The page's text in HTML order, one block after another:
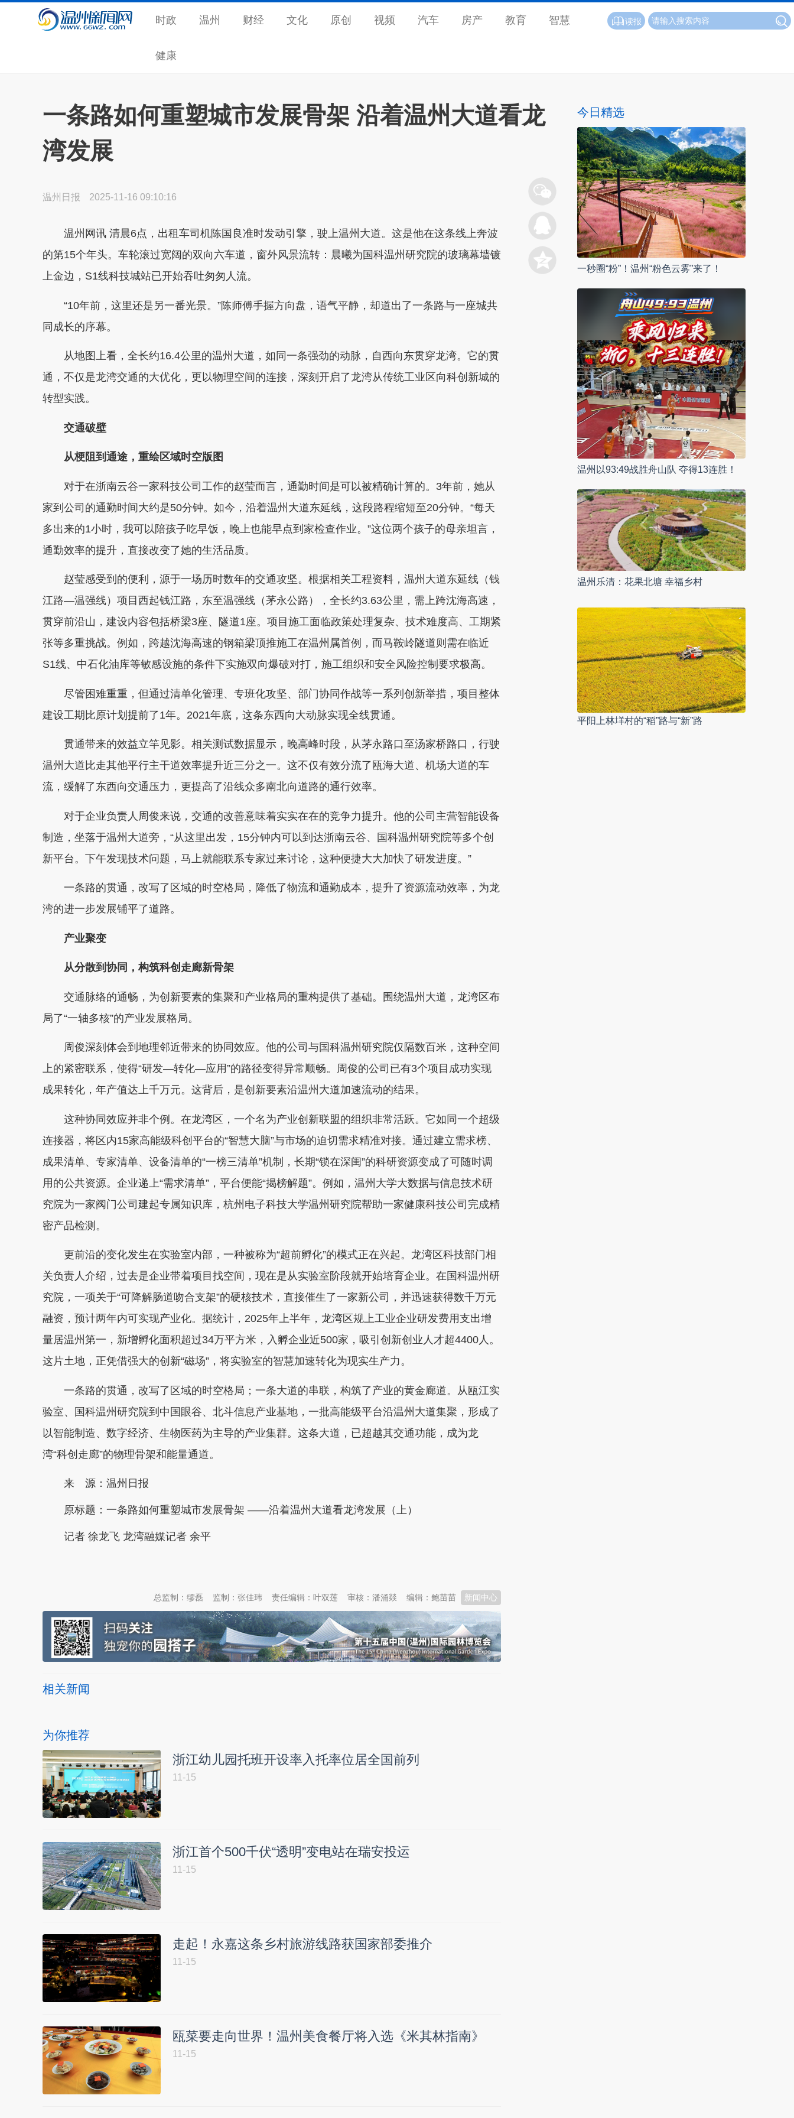
时政 温州 财经 文化 原创 视频 汽车 房产 教育 智慧
健康
读报
一条路如何重塑城市发展骨架 沿着温州大道看龙
湾发展
温州日报 2025-11-16 09:10:16
温州网讯 清晨6点，出租车司机陈国良准时发动引擎，驶上温州大道。这是他在这条线上奔波
的第15个年头。车轮滚过宽阔的双向六车道，窗外风景流转：晨曦为国科温州研究院的玻璃幕墙镀
上金边，S1线科技城站已开始吞吐匆匆人流。
“10年前，这里还是另一番光景。”陈师傅手握方向盘，语气平静，却道出了一条路与一座城共
同成长的序幕。
从地图上看，全长约16.4公里的温州大道，如同一条强劲的动脉，自西向东贯穿龙湾。它的贯
通，不仅是龙湾交通的大优化，更以物理空间的连接，深刻开启了龙湾从传统工业区向科创新城的
转型实践。
交通破壁
从梗阻到通途，重绘区域时空版图
对于在浙南云谷一家科技公司工作的赵莹而言，通勤时间是可以被精确计算的。3年前，她从
家到公司的通勤时间大约是50分钟。如今，沿着温州大道东延线，这段路程缩短至20分钟。“每天
多出来的1小时，我可以陪孩子吃早饭，晚上也能早点到家检查作业。”这位两个孩子的母亲坦言，
通勤效率的提升，直接改变了她的生活品质。
赵莹感受到的便利，源于一场历时数年的交通攻坚。根据相关工程资料，温州大道东延线（钱
江路—温强线）项目西起钱江路，东至温强线（茅永公路），全长约3.63公里，需上跨沈海高速，
贯穿前沿山，建设内容包括桥梁3座、隧道1座。项目施工面临政策处理复杂、技术难度高、工期紧
张等多重挑战。例如，跨越沈海高速的钢箱梁顶推施工在温州属首例，而马鞍岭隧道则需在临近
S1线、中石化油库等敏感设施的条件下实施双向爆破对打，施工组织和安全风险控制要求极高。
尽管困难重重，但通过清单化管理、专班化攻坚、部门协同作战等一系列创新举措，项目整体
建设工期比原计划提前了1年。2021年底，这条东西向大动脉实现全线贯通。
贯通带来的效益立竿见影。相关测试数据显示，晚高峰时段，从茅永路口至汤家桥路口，行驶
温州大道比走其他平行主干道效率提升近三分之一。这不仅有效分流了瓯海大道、机场大道的车
流，缓解了东西向交通压力，更提高了沿线众多南北向道路的通行效率。
对于企业负责人周俊来说，交通的改善意味着实实在在的竞争力提升。他的公司主营智能设备
制造，坐落于温州大道旁，“从这里出发，15分钟内可以到达浙南云谷、国科温州研究院等多个创
新平台。下午发现技术问题，马上就能联系专家过来讨论，这种便捷大大加快了研发进度。”
一条路的贯通，改写了区域的时空格局，降低了物流和通勤成本，提升了资源流动效率，为龙
湾的进一步发展铺平了道路。
产业聚变
从分散到协同，构筑科创走廊新骨架
交通脉络的通畅，为创新要素的集聚和产业格局的重构提供了基础。围绕温州大道，龙湾区布
局了“一轴多核”的产业发展格局。
周俊深刻体会到地理邻近带来的协同效应。他的公司与国科温州研究院仅隔数百米，这种空间
上的紧密联系，使得“研发—转化—应用”的路径变得异常顺畅。周俊的公司已有3个项目成功实现
成果转化，年产值达上千万元。这背后，是创新要素沿温州大道加速流动的结果。
这种协同效应并非个例。在龙湾区，一个名为产业创新联盟的组织非常活跃。它如同一个超级
连接器，将区内15家高能级科创平台的“智慧大脑”与市场的迫切需求精准对接。通过建立需求榜、
成果清单、专家清单、设备清单的“一榜三清单”机制，长期“锁在深闺”的科研资源变成了可随时调
用的公共资源。企业递上“需求清单”，平台便能“揭榜解题”。例如，温州大学大数据与信息技术研
究院为一家阀门公司建起专属知识库，杭州电子科技大学温州研究院帮助一家健康科技公司完成精
密产品检测。
更前沿的变化发生在实验室内部，一种被称为“超前孵化”的模式正在兴起。龙湾区科技部门相
关负责人介绍，过去是企业带着项目找空间，现在是从实验室阶段就开始培育企业。在国科温州研
究院，一项关于“可降解肠道吻合支架”的硬核技术，直接催生了一家新公司，并迅速获得数千万元
融资，预计两年内可实现产业化。据统计，2025年上半年，龙湾区规上工业企业研发费用支出增
量居温州第一，新增孵化面积超过34万平方米，入孵企业近500家，吸引创新创业人才超4400人。
这片土地，正凭借强大的创新“磁场”，将实验室的智慧加速转化为现实生产力。
一条路的贯通，改写了区域的时空格局；一条大道的串联，构筑了产业的黄金廊道。从瓯江实
验室、国科温州研究院到中国眼谷、北斗信息产业基地，一批高能级平台沿温州大道集聚，形成了
以智能制造、数字经济、生物医药为主导的产业集群。这条大道，已超越其交通功能，成为龙
湾“科创走廊”的物理骨架和能量通道。
来 源：温州日报
原标题： 一条路如何重塑城市发展骨架 ——沿着温州大道看龙湾发展（上）
记者 徐龙飞 龙湾融媒记者 余平
新闻中心
编辑：鲍苗苗
审核：潘涌燚
责任编辑：叶双莲
监制：张佳玮
总监制：缪磊
相关新闻
为你推荐
浙江幼儿园托班开设率入托率位居全国前列
11-15
浙江首个500千伏“透明”变电站在瑞安投运
11-15
走起！永嘉这条乡村旅游线路获国家部委推介
11-15
瓯菜要走向世界！温州美食餐厅将入选《米其林指南》
11-15
今日精选
一秒圈“粉”！温州“粉色云雾”来了！
温州以93:49战胜舟山队 夺得13连胜！
温州乐清：花果北塘 幸福乡村
平阳上林垟村的“稻”路与“新”路